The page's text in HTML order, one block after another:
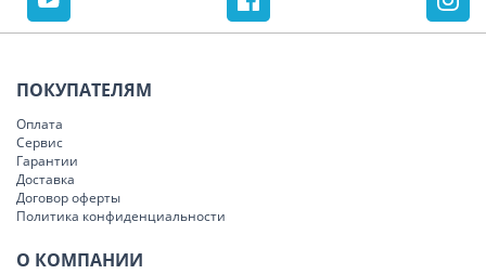
ПОКУПАТЕЛЯМ
Оплата
Сервис
Гарантии
Доставка
Договор оферты
Политика конфиденциальности
О КОМПАНИИ